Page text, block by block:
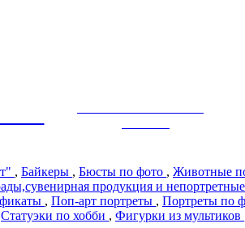
, Байкеры , Бюсты по фото , Животные
продукция и непортретные
, Поп-арт портреты , Портреты по
Статуэки по хобби , Фигурки из мультиков